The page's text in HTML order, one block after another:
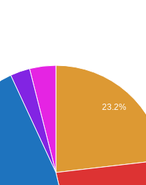
23.2%